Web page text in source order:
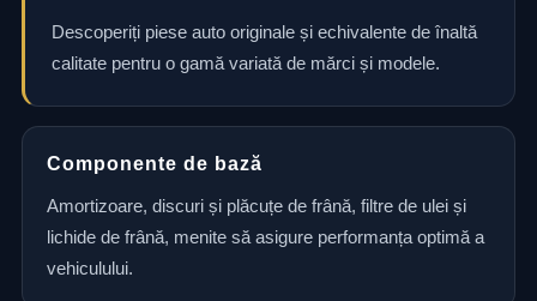
Descoperiți piese auto originale și echivalente de înaltă
calitate pentru o gamă variată de mărci și modele.
Componente de bază
Amortizoare, discuri și plăcuțe de frână, filtre de ulei și
lichide de frână, menite să asigure performanța optimă a
vehiculului.